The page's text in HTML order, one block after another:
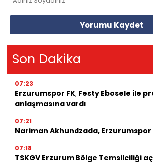
Yorumu Kaydet
Son Dakika
07:23
Erzurumspor FK, Festy Ebosele ile
anlaşmasına vardı
07:21
Nariman Akhundzada, Erzurumspor
07:18
TSKGV Erzurum Bölge Temsilciliği